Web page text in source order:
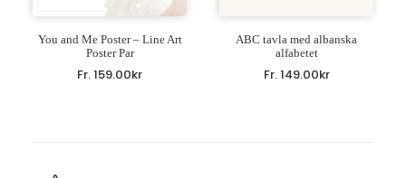
You and Me Poster – Line Art
Poster Par
Fr.159.00kr
ABC tavla med albanska
alfabetet
Fr.149.00kr